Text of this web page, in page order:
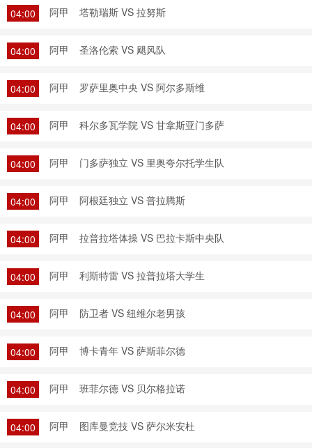
04:00 阿甲 塔勒瑞斯 VS 拉努斯
04:00 阿甲 圣洛伦索 VS 飓风队
04:00 阿甲 罗萨里奥中央 VS 阿尔多斯维
04:00 阿甲 科尔多瓦学院 VS 甘拿斯亚门多萨
04:00 阿甲 门多萨独立 VS 里奥夸尔托学生队
04:00 阿甲 阿根廷独立 VS 普拉腾斯
04:00 阿甲 拉普拉塔体操 VS 巴拉卡斯中央队
04:00 阿甲 利斯特雷 VS 拉普拉塔大学生
04:00 阿甲 防卫者 VS 纽维尔老男孩
04:00 阿甲 博卡青年 VS 萨斯菲尔德
04:00 阿甲 班菲尔德 VS 贝尔格拉诺
04:00 阿甲 图库曼竞技 VS 萨尔米安杜